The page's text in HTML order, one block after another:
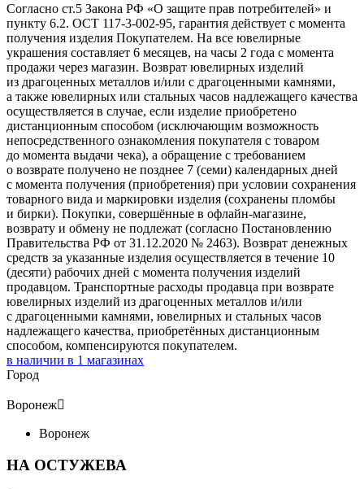
Согласно ст.5 Закона РФ «О защите прав потребителей» и
пункту 6.2. ОСТ 117-3-002-95, гарантия действует с момента
получения изделия Покупателем. На все ювелирные
украшения составляет 6 месяцев, на часы 2 года с момента
продажи через магазин. Возврат ювелирных изделий
из драгоценных металлов и/или с драгоценными камнями,
а также ювелирных или стальных часов надлежащего качества
осуществляется в случае, если изделие приобретено
дистанционным способом (исключающим возможность
непосредственного ознакомления покупателя с товаром
до момента выдачи чека), а обращение с требованием
о возврате получено не позднее 7 (семи) календарных дней
с момента получения (приобретения) при условии сохранения
товарного вида и маркировки изделия (сохранены пломбы
и бирки). Покупки, совершённые в офлайн-магазине,
возврату и обмену не подлежат (согласно Постановлению
Правительства РФ от 31.12.2020 № 2463). Возврат денежных
средств за указанные изделия осуществляется в течение 10
(десяти) рабочих дней с момента получения изделий
продавцом. Транспортные расходы продавца при возврате
ювелирных изделий из драгоценных металлов и/или
с драгоценными камнями, ювелирных и стальных часов
надлежащего качества, приобретённых дистанционным
способом, компенсируются покупателем.
в наличии в 1 магазинах
Город
Воронеж
Воронеж
НА ОСТУЖЕВА